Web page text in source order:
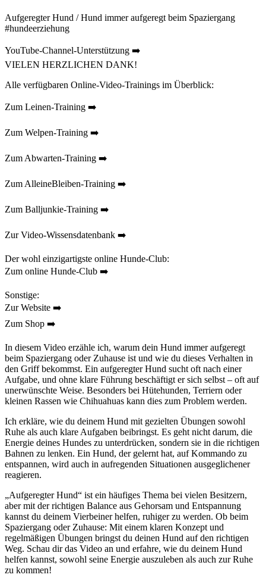
Aufgeregter Hund / Hund immer aufgeregt beim Spaziergang
#hundeerziehung
YouTube-Channel-Unterstützung ➡️
VIELEN HERZLICHEN DANK!
Alle verfügbaren Online-Video-Trainings im Überblick:
Zum Leinen-Training ➡️
Zum Welpen-Training ➡️
Zum Abwarten-Training ➡️
Zum AlleineBleiben-Training ➡️
Zum Balljunkie-Training ➡️
Zur Video-Wissensdatenbank ➡️
Der wohl einzigartigste online Hunde-Club:
Zum online Hunde-Club ➡️
Sonstige:
Zur Website ➡️
Zum Shop ➡️
In diesem Video erzähle ich, warum dein Hund immer aufgeregt
beim Spaziergang oder Zuhause ist und wie du dieses Verhalten in
den Griff bekommst. Ein aufgeregter Hund sucht oft nach einer
Aufgabe, und ohne klare Führung beschäftigt er sich selbst – oft auf
unerwünschte Weise. Besonders bei Hütehunden, Terriern oder
kleinen Rassen wie Chihuahuas kann dies zum Problem werden.
Ich erkläre, wie du deinem Hund mit gezielten Übungen sowohl
Ruhe als auch klare Aufgaben beibringst. Es geht nicht darum, die
Energie deines Hundes zu unterdrücken, sondern sie in die richtigen
Bahnen zu lenken. Ein Hund, der gelernt hat, auf Kommando zu
entspannen, wird auch in aufregenden Situationen ausgeglichener
reagieren.
„Aufgeregter Hund“ ist ein häufiges Thema bei vielen Besitzern,
aber mit der richtigen Balance aus Gehorsam und Entspannung
kannst du deinem Vierbeiner helfen, ruhiger zu werden. Ob beim
Spaziergang oder Zuhause: Mit einem klaren Konzept und
regelmäßigen Übungen bringst du deinen Hund auf den richtigen
Weg. Schau dir das Video an und erfahre, wie du deinem Hund
helfen kannst, sowohl seine Energie auszuleben als auch zur Ruhe
zu kommen!